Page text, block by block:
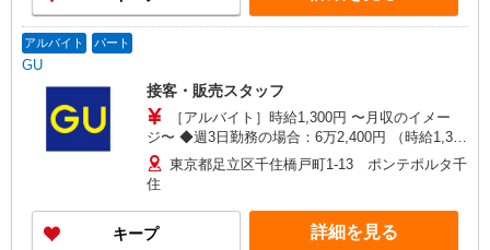
アルバイト パート
GU
接客・販売スタッフ
［アルバイト］時給1,300円 〜月収のイメー
ジ〜 ◆週3日勤務の場合：6万2,400円 （時給1,300
円×1日4h×月12日） ◆週5日勤務の場合：15万
6,000円 （時給1,300円×1日6h×月20日）
東京都足立区千住橋戸町1-13 ポンテポルタ千
住
キープ 詳細を見る